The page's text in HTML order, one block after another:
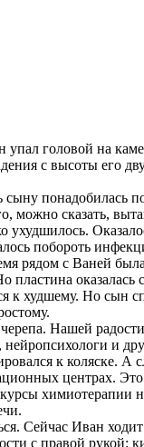
упал головой на
с высоты его
понадобилась
можно сказать,
ухудшилось.
побороть
рядом с Ваней
худшему. Но сын
Нашей
и
к коляске. А
центрах.
химиотерапии
Сейчас Иван
с правой рукой: